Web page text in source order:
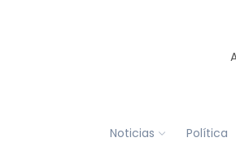
Noticias Política